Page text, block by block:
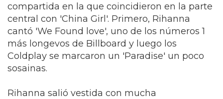
compartida en la que coincidieron en la parte
central con 'China Girl'. Primero, Rihanna
cantó 'We Found love', uno de los números 1
más longevos de Billboard y luego los
Coldplay se marcaron un 'Paradise' un poco
sosainas.
Rihanna salió vestida con mucha